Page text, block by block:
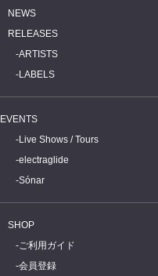
NEWS
RELEASES
ARTISTS
LABELS
EVENTS
Live Shows / Tours
electraglide
Sónar
SHOP
ご利用ガイド
会員登録